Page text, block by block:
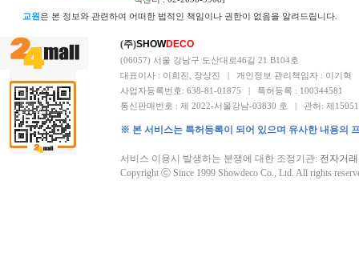
교원은 본 정보와 관련하여 어떠한 법적인 책임이나 권한이 없음을 알려드립니다.
(주)SHOWDECO
(06057) 서울 강남구 도산대로46길 21 B104호
대표이사 : 이희진, 장상진 | 개인정보 관리책임자 : 이기혁
사업자등록번호: 638-81-01875 | 특허등록 : 100344581
통신판매번호 : 제 2022-서울강남-03830 호 | 관허: 제
※ 본 서비스는 특허등록이 되어 있으며 유사한 내용의
서비스 이용시 발생하는 분쟁에 대한 조정기관: 전자거
Copyright ⓒ Since 1999 Showdeco Co., Ltd. All rights